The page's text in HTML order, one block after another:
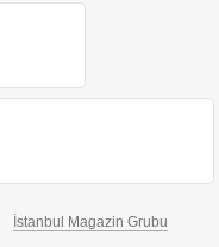
İstanbul Magazin Grubu